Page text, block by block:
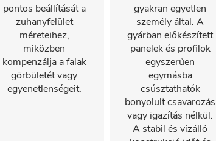
pontos beállítását a
zuhanyfelület
méreteihez,
miközben
kompenzálja a falak
görbületét vagy
egyenetlenségeit.
gyakran egyetlen
személy által. A
gyárban előkészített
panelek és profilok
egyszerűen
egymásba
csúsztathatók
bonyolult csavarozás
vagy igazítás nélkül.
A stabil és vízálló